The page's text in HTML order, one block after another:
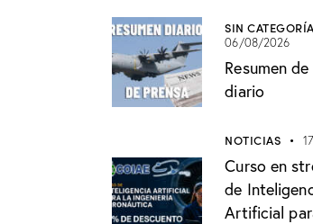
SIN CATEGORÍA
06/08/2026
Resumen
diario
NOTICIAS
Curso en
de
Artificial